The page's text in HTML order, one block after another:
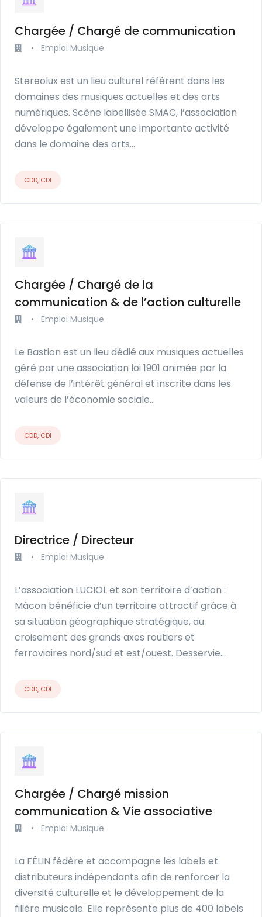
Chargée / Chargé de communication
• Emploi Musique
Stereolux est un lieu culturel référent dans les
domaines des musiques actuelles et des arts
numériques. Scène labellisée SMAC, l’association
développe également une importante activité
dans le domaine des arts…
CDD, CDI
Chargée / Chargé de la
communication & de l’action culturelle
• Emploi Musique
Le Bastion est un lieu dédié aux musiques actuelles
géré par une association loi 1901 animée par la
défense de l’intérêt général et inscrite dans les
valeurs de l’économie sociale…
CDD, CDI
Directrice / Directeur
• Emploi Musique
L’association LUCIOL et son territoire d’action :
Mâcon bénéficie d’un territoire attractif grâce à
sa situation géographique stratégique, au
croisement des grands axes routiers et
ferroviaires nord/sud et est/ouest. Desservie…
CDD, CDI
Chargée / Chargé mission
communication & Vie associative
• Emploi Musique
La FÉLIN fédère et accompagne les labels et
distributeurs indépendants afin de renforcer la
diversité culturelle et le développement de la
filière musicale. Elle représente plus de 400 labels